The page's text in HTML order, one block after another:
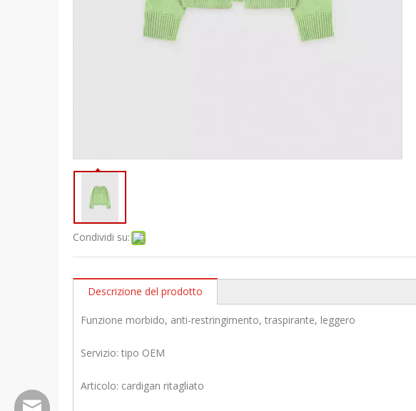
Condividi su:
Descrizione del prodotto
Funzione morbido, anti-restringimento, traspirante, leggero
Servizio: tipo OEM
Articolo: cardigan ritagliato